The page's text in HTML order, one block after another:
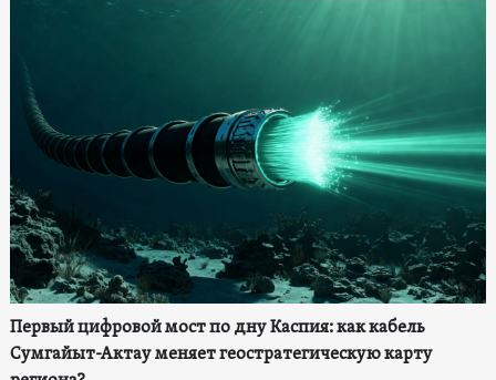
Первый цифровой мост по дну Каспия: как кабель
Сумгайыт-Актау меняет геостратегическую карту